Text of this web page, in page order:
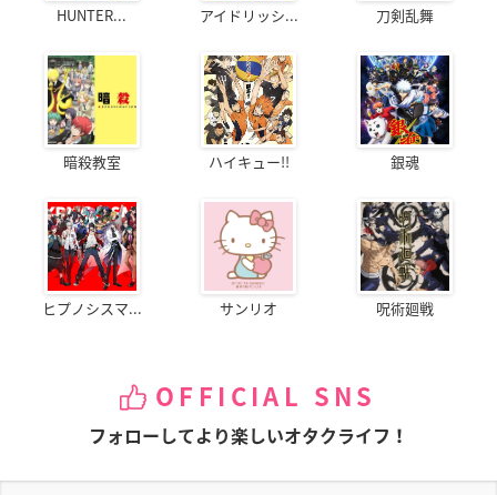
HUNTER... アイドリッシ... 刀剣乱舞
暗殺教室 ハイキュー!! 銀魂
ヒプノシスマ... サンリオ 呪術廻戦
OFFICIAL SNS
フォローしてより楽しいオタクライフ！